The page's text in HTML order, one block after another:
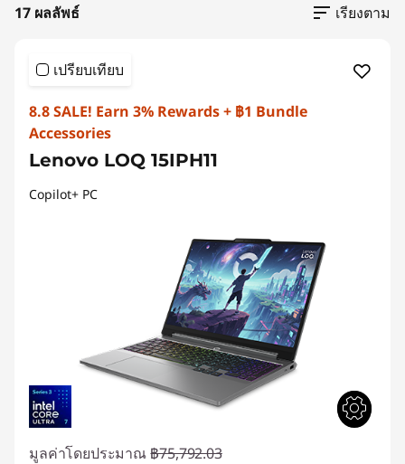
17 ผลลัพธ์ เรียงตาม
เปรียบเทียบ
8.8 SALE! Earn 3% Rewards + ฿1 Bundle
Accessories
Lenovo LOQ 15IPH11
Copilot+ PC
มูลค่าโดยประมาณ ฿75,792.03